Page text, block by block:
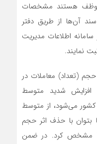
موظف هستند مشخصات
آن‌ها از طریق دفتر
سامانه اطلاعات مدیریت
نمایند.
(تعداد) معاملات در
شدید متوسط
کشور می‌شود، از متوسط
بتوان با حذف اثر حجم
را مشخص کرد. در ضمن